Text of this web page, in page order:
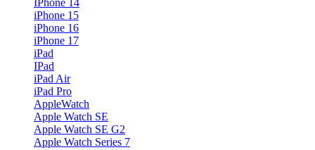
IPhone 14
iPhone 15
iPhone 16
iPhone 17
iPad
IPad
iPad Air
iPad Pro
AppleWatch
Apple Watch SE
Apple Watch SE G2
Apple Watch Series 7